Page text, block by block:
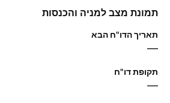
תמונת מצב למניה והכנסות
תאריך הדו"ח הבא
—
תקופת דו"ח
—